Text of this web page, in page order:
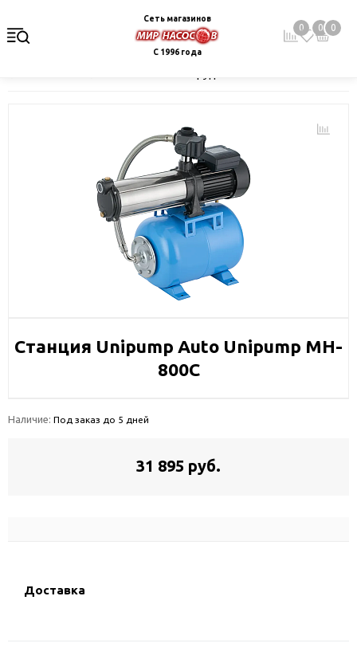
Сеть магазинов
С 1996 года
0 0 0
Станция Unipump Auto Unipump МH-
800C
Наличие: Под заказ до 5 дней
31 895 руб.
Доставка